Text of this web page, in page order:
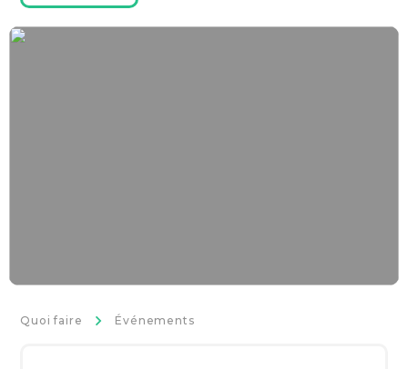
Quoi faire >
Événements